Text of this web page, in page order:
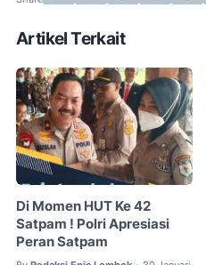
Artikel Terkait
Di Momen HUT Ke 42
Satpam ! Polri Apresiasi
Peran Satpam